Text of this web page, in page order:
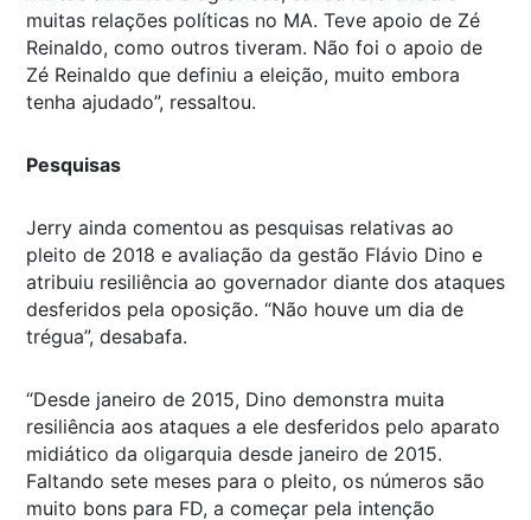
muitas relações políticas no MA. Teve apoio de Zé
Reinaldo, como outros tiveram. Não foi o apoio de
Zé Reinaldo que definiu a eleição, muito embora
tenha ajudado”, ressaltou.
Pesquisas
Jerry ainda comentou as pesquisas relativas ao
pleito de 2018 e avaliação da gestão Flávio Dino e
atribuiu resiliência ao governador diante dos ataques
desferidos pela oposição. “Não houve um dia de
trégua”, desabafa.
“Desde janeiro de 2015, Dino demonstra muita
resiliência aos ataques a ele desferidos pelo aparato
midiático da oligarquia desde janeiro de 2015.
Faltando sete meses para o pleito, os números são
muito bons para FD, a começar pela intenção